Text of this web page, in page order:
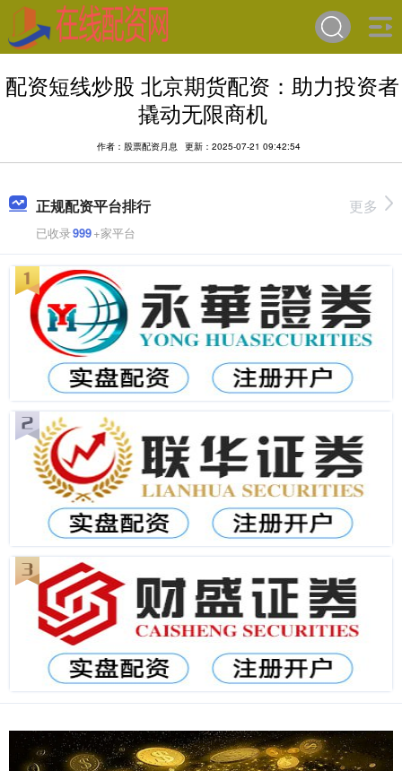
配资短线炒股 北京期货配资：助力投资者
撬动无限商机
作者：股票配资月息 更新：2025-07-21 09:42:54
正规配资平台排行
已收录999+家平台
更多